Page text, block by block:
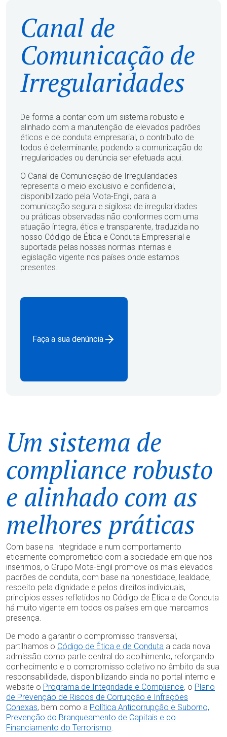
Canal de
Comunicação de
Irregularidades
De forma a contar com um sistema robusto e
alinhado com a manutenção de elevados padrões
éticos e de conduta empresarial, o contributo de
todos é determinante, podendo a comunicação de
irregularidades ou denúncia ser efetuada aqui.
O Canal de Comunicação de Irregularidades
representa o meio exclusivo e confidencial,
disponibilizado pela Mota-Engil, para a
comunicação segura e sigilosa de irregularidades
ou práticas observadas não conformes com uma
atuação íntegra, ética e transparente, traduzida no
nosso Código de Ética e Conduta Empresarial e
suportada pelas nossas normas internas e
legislação vigente nos países onde estamos
presentes.
Faça a sua denúncia
Um sistema de
compliance robusto
e alinhado com as
melhores práticas
Com base na Integridade e num comportamento
eticamente comprometido com a sociedade em que nos
inserimos, o Grupo Mota-Engil promove os mais elevados
padrões de conduta, com base na honestidade, lealdade,
respeito pela dignidade e pelos direitos individuais,
princípios esses refletidos no Código de Ética e de Conduta
há muito vigente em todos os países em que marcamos
presença.
De modo a garantir o compromisso transversal,
partilhamos o Código de Ética e de Conduta a cada nova
admissão como parte central do acolhimento, reforçando
conhecimento e o compromisso coletivo no âmbito da sua
responsabilidade, disponibilizando ainda no portal interno e
website o Programa de Integridade e Compliance, o Plano
de Prevenção de Riscos de Corrupção e Infrações
Conexas, bem como a Política Anticorrupção e Suborno,
Prevenção do Branqueamento de Capitais e do
Financiamento do Terrorismo.